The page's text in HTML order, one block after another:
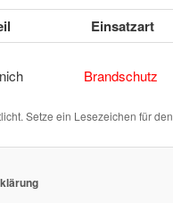
Einsatzart
Brandschutz
Setze ein Lesezeichen für den